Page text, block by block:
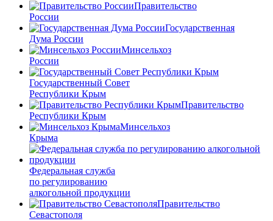
Правительство
России
Государственная
Дума России
Минсельхоз
России
Государственный Совет
Республики Крым
Правительство
Республики Крым
Минсельхоз
Крыма
Федеральная служба
по регулированию
алкогольной продукции
Правительство
Севастополя